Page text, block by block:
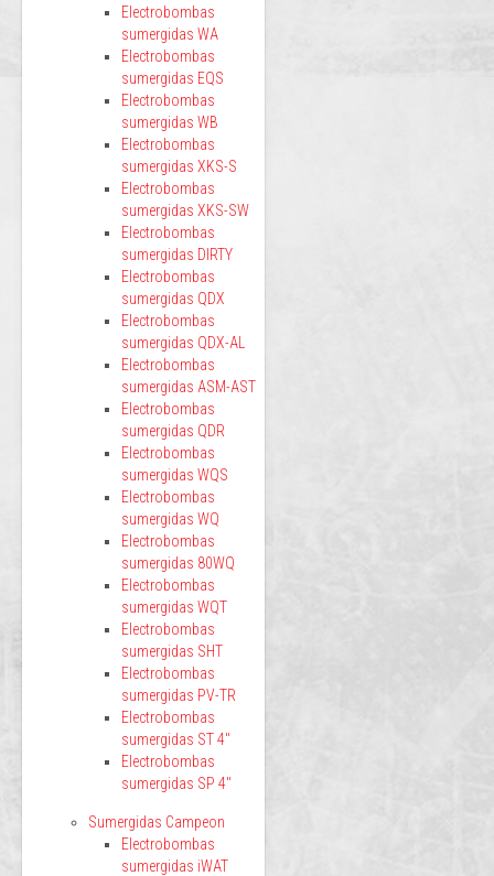
Electrobombas
sumergidas WA
Electrobombas
sumergidas EQS
Electrobombas
sumergidas WB
Electrobombas
sumergidas XKS-S
Electrobombas
sumergidas XKS-SW
Electrobombas
sumergidas DIRTY
Electrobombas
sumergidas QDX
Electrobombas
sumergidas QDX-AL
Electrobombas
sumergidas ASM-AST
Electrobombas
sumergidas QDR
Electrobombas
sumergidas WQS
Electrobombas
sumergidas WQ
Electrobombas
sumergidas 80WQ
Electrobombas
sumergidas WQT
Electrobombas
sumergidas SHT
Electrobombas
sumergidas PV-TR
Electrobombas
sumergidas ST 4"
Electrobombas
sumergidas SP 4"
Sumergidas Campeon
Electrobombas
sumergidas iWAT